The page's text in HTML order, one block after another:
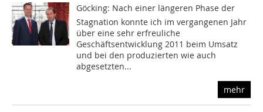
Göcking: Nach einer längeren Phase der
Stagnation konnte ich im vergangenen Jahr
über eine sehr erfreuliche
Geschäftsentwicklung 2011 beim Umsatz
und bei den produzierten wie auch
abgesetzten...
mehr